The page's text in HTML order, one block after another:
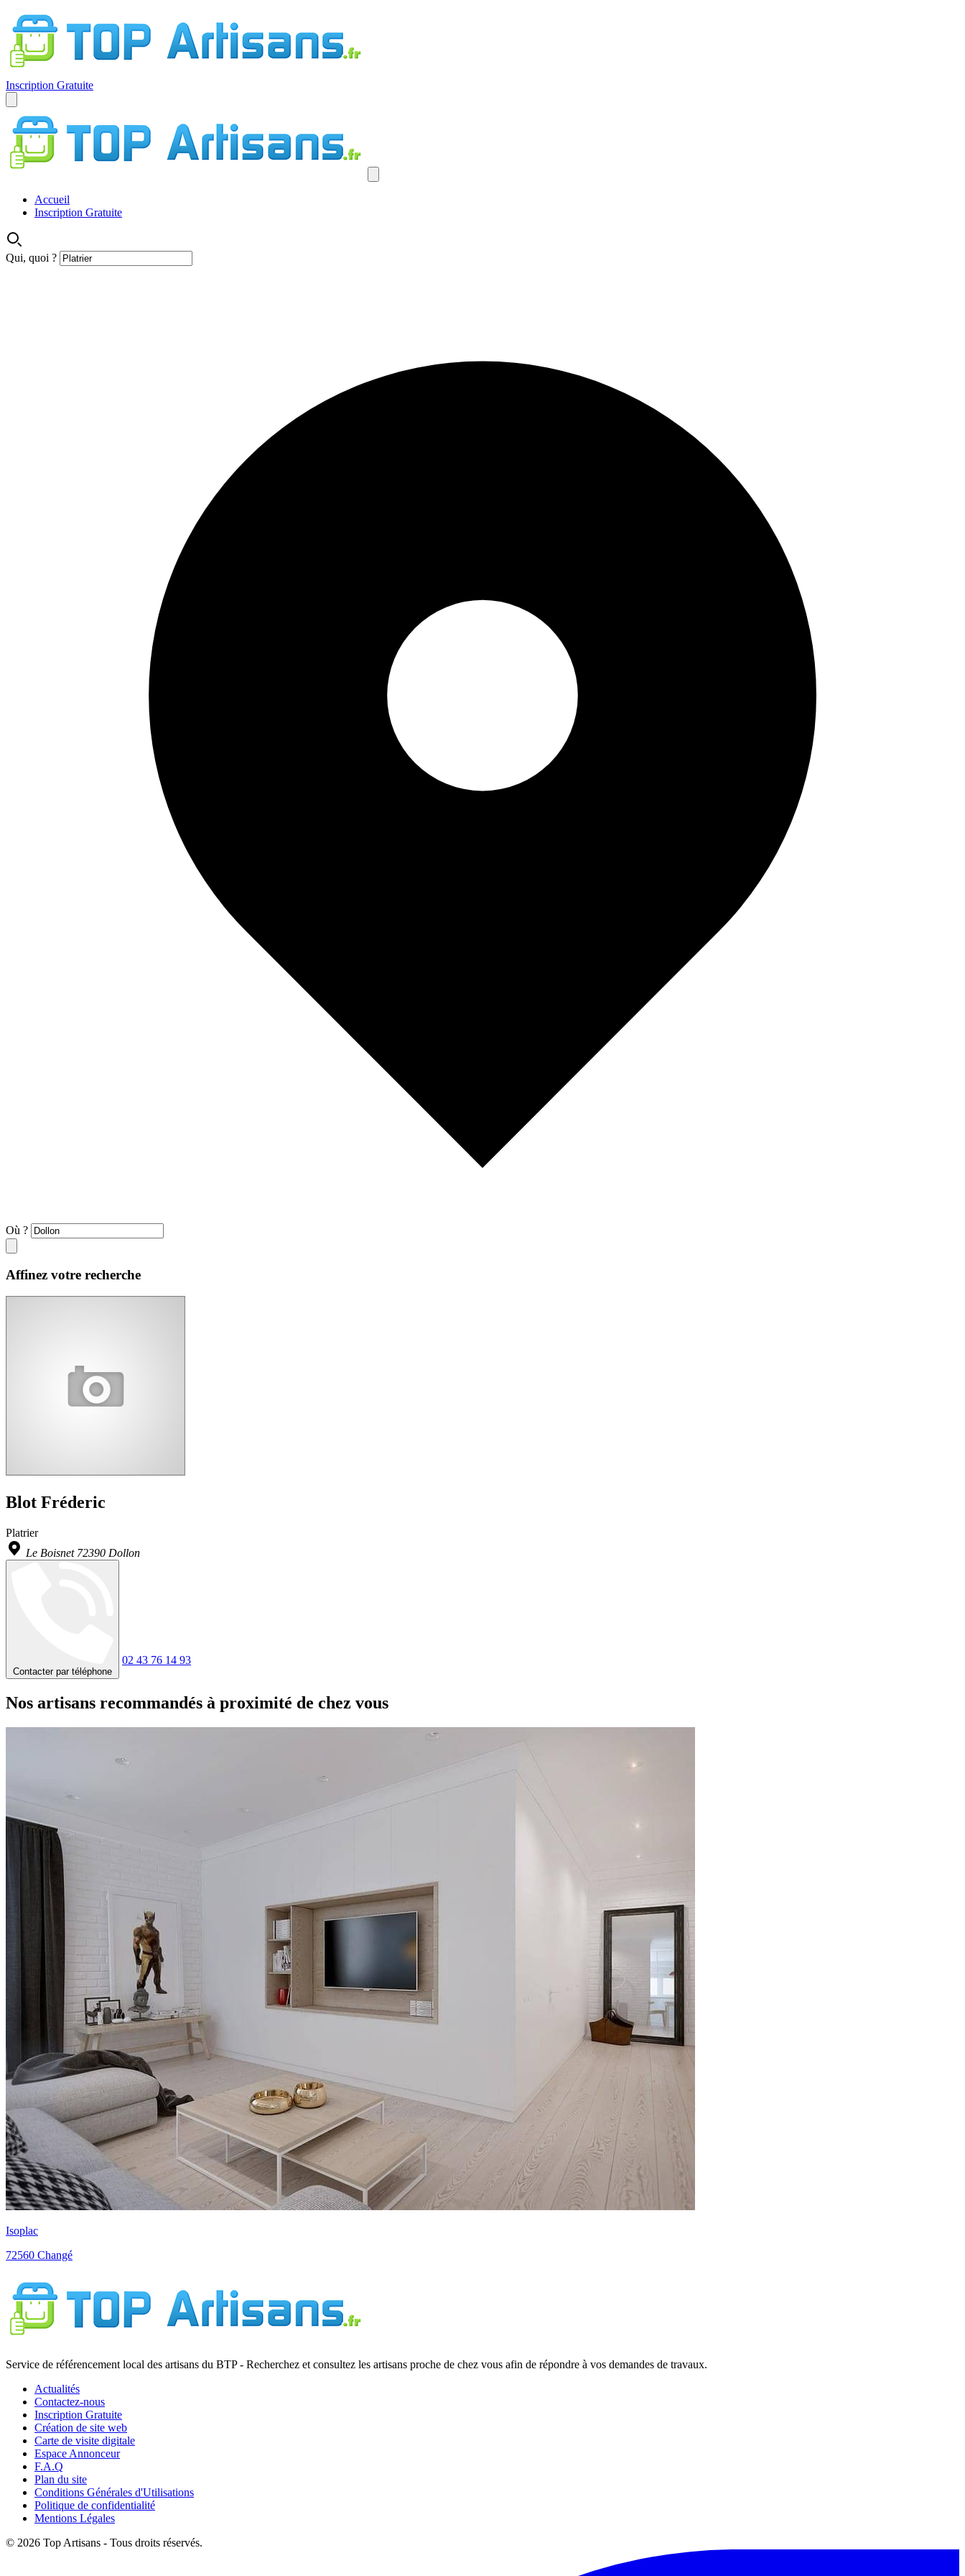
Inscription Gratuite
Accueil
Inscription Gratuite
Qui, quoi ?
Où ?
Affinez votre recherche
Blot Fréderic
Platrier
Le Boisnet 72390 Dollon
Contacter par téléphone
02 43 76 14 93
Nos artisans recommandés à proximité de chez vous
Isoplac
72560 Changé
Service de référencement local des artisans du BTP - Recherchez et consultez les artisans proche de chez vous afin de répondre à vos demandes de travaux.
Actualités
Contactez-nous
Inscription Gratuite
Création de site web
Carte de visite digitale
Espace Annonceur
F.A.Q
Plan du site
Conditions Générales d'Utilisations
Politique de confidentialité
Mentions Légales
© 2026 Top Artisans - Tous droits réservés.